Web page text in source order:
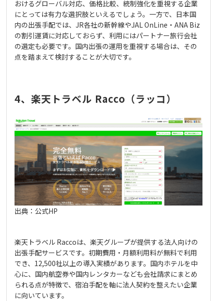
おけるグローバル対応、価格比較、統制強化を重視する企業
にとっては有力な選択肢といえるでしょう。一方で、日本国
内の出張手配では、JR各社の新幹線やJAL OnLine・ANA Biz
の割引運賃に対応しておらず、利用にはパートナー旅行会社
の選定も必要です。国内出張の運用を重視する場合は、その
点を踏まえて検討することが大切です。
4、楽天トラベル Racco（ラッコ）
出典：公式HP
楽天トラベル Raccoは、楽天グループが提供する法人向けの
出張手配サービスです。初期費用・月額利用料が無料で利用
でき、12,500社以上の導入実績があります。国内ホテルを中
心に、国内航空券や国内レンタカーなども会社請求にまとめ
られる点が特徴で、宿泊手配を軸に法人契約を整えたい企業
に向いています。